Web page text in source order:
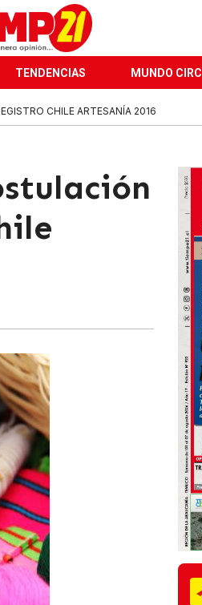
TENDENCIAS MUNDO
CHILE ARTESANÍA 2016